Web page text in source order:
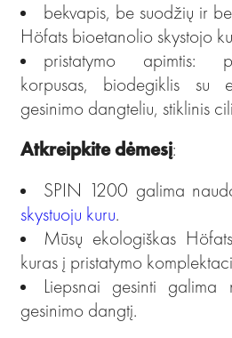
bekvapis, be suodžių ir
Höfats bioetanolio skystojo
pristatymo apimtis:
korpusas, biodegiklis su
gesinimo dangteliu, stiklinis
Atkreipkite dėmesį:
SPIN 1200 galima
skystuoju kuru.
Mūsų ekologiškas
kuras į pristatymo
Liepsnai gesinti
gesinimo dangtį.